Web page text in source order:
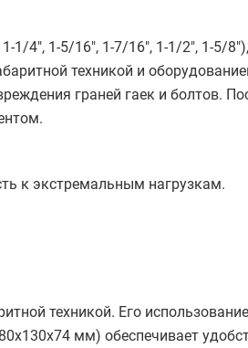
1/4", 1-5/16", 1-7/16", 1-1/2", 1-5/
техникой и
граней гаек и болтов.
к экстремальным нагрузкам.
техникой. Его использование
мм) обеспечивает